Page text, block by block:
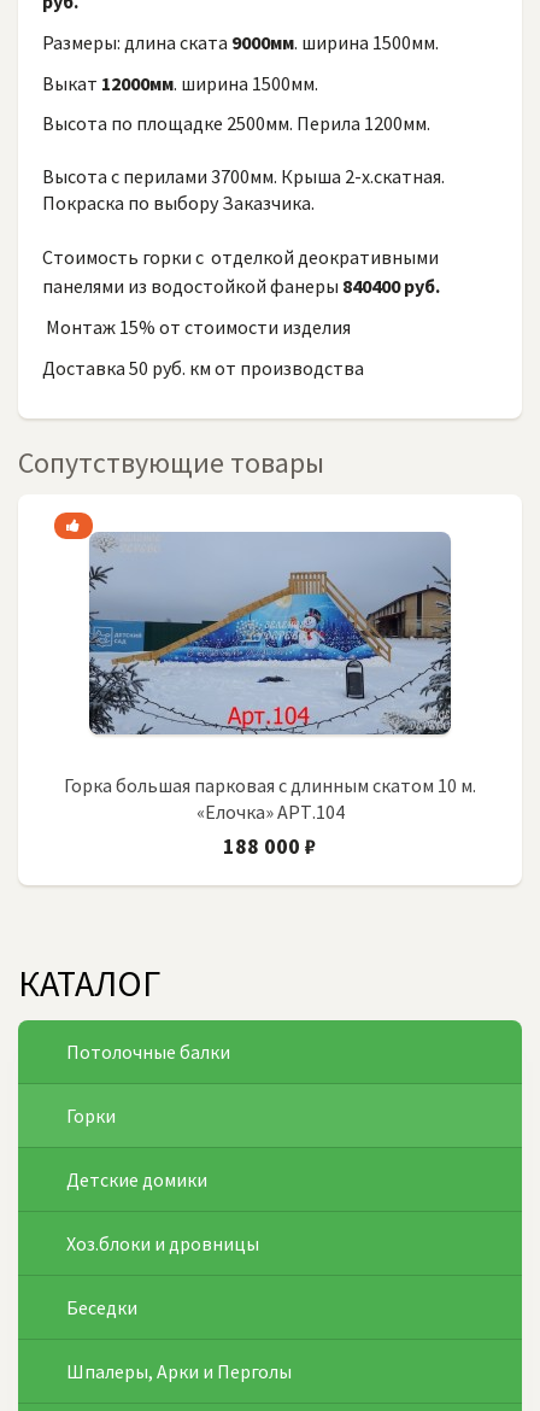
Размеры: длина ската 9000мм. ширина 1500мм.
Выкат 12000мм. ширина 1500мм.
Высота по площадке 2500мм. Перила 1200мм.
Высота с перилами 3700мм. Крыша 2-х.скатная.
Покраска по выбору Заказчика.
Стоимость горки с отделкой деокративными
панелями из водостойкой фанеры 840400 руб.
Монтаж 15% от стоимости изделия
Доставка 50 руб. км от производства
Сопутствующие товары
Горка большая парковая с длинным скатом 10 м.
«Елочка» АРТ.104
188 000 ₽
КАТАЛОГ
Потолочные балки
Горки
Детские домики
Хоз.блоки и дровницы
Беседки
Шпалеры, Арки и Перголы